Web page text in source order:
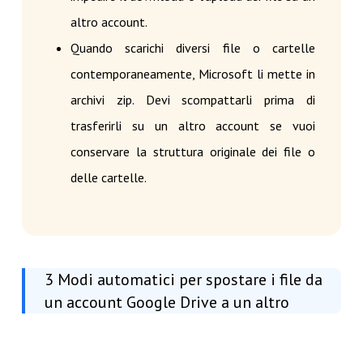
altro account.
Quando scarichi diversi file o cartelle
contemporaneamente, Microsoft li mette in
archivi zip. Devi scompattarli prima di
trasferirli su un altro account se vuoi
conservare la struttura originale dei file o
delle cartelle.
3 Modi automatici per spostare i file da
un account Google Drive a un altro